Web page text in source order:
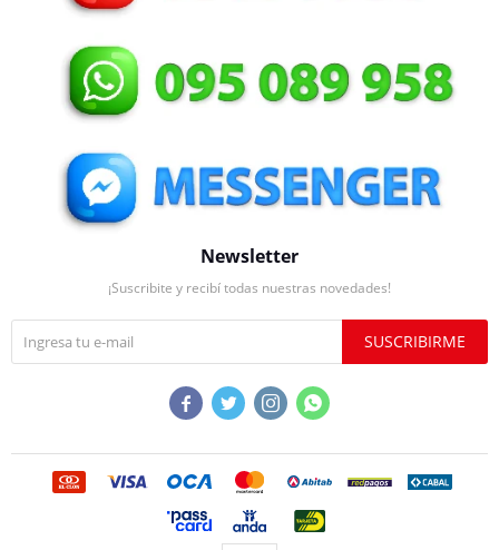
Newsletter
¡Suscribite y recibí todas nuestras novedades!
SUSCRIBIRME
   